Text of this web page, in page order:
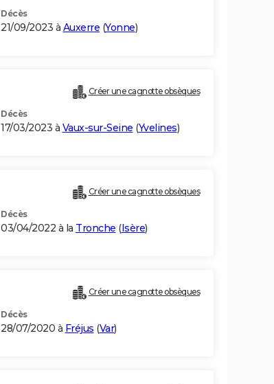
Décès
21/09/2023 à Auxerre (Yonne)
Créer une cagnotte obsèques
Décès
17/03/2023 à Vaux-sur-Seine (Yvelines)
Créer une cagnotte obsèques
Décès
03/04/2022 à la Tronche (Isère)
Créer une cagnotte obsèques
Décès
28/07/2020 à Fréjus (Var)